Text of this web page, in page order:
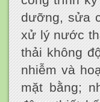
dưỡng, sửa
xử lý nước
thải không
nhiễm và
mặt bằng;